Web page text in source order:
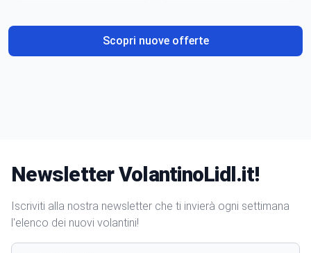
Scopri nuove offerte
Newsletter VolantinoLidl.it!
Iscriviti alla nostra newsletter che ti invierà ogni settimana
l'elenco dei nuovi volantini!